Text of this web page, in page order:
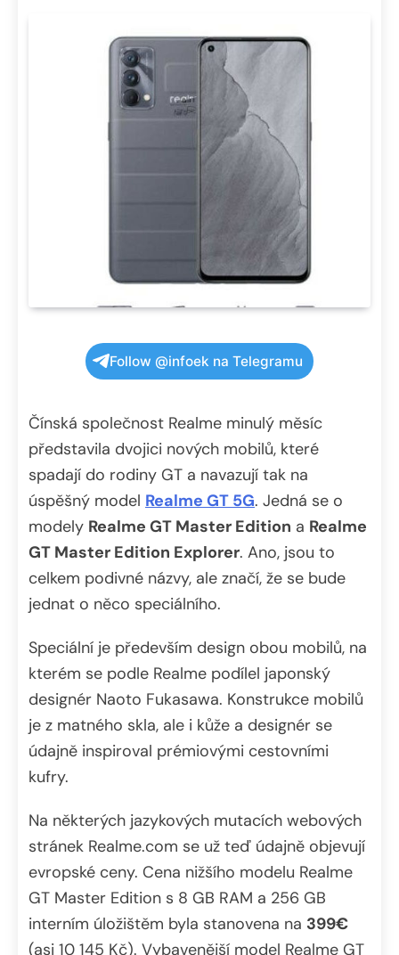
Follow @infoek na Telegramu
Čínská společnost Realme minulý měsíc
představila dvojici nových mobilů, které
spadají do rodiny GT a navazují tak na
úspěšný model Realme GT 5G. Jedná se o
modely Realme GT Master Edition a Realme
GT Master Edition Explorer. Ano, jsou to
celkem podivné názvy, ale značí, že se bude
jednat o něco speciálního.
Speciální je především design obou mobilů, na
kterém se podle Realme podílel japonský
designér Naoto Fukasawa. Konstrukce mobilů
je z matného skla, ale i kůže a designér se
údajně inspiroval prémiovými cestovními
kufry.
Na některých jazykových mutacích webových
stránek Realme.com se už teď údajně objevují
evropské ceny. Cena nižšího modelu Realme
GT Master Edition s 8 GB RAM a 256 GB
interním úložištěm byla stanovena na 399€
(asi 10 145 Kč). Vybavenější model Realme GT